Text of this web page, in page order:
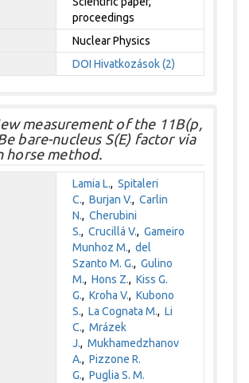
proceedings
Nuclear Physics
DOI Hivatkozások (2)
measurement of the 11B(p,
bare-nucleus S(E) factor via
horse method.
Lamia L.,Spitaleri
C.,Burjan V.,Carlin
N.,Cherubini
S.,Crucillá V.,Gameiro
Munhoz M.,del
Szanto M. G.,Gulino
M.,Hons Z.,Kiss G.
G.,Kroha V.,Kubono
S.,La Cognata M.,Li
C.,Mrázek
J.,Mukhamedzhanov
A.,Pizzone R.
G.,Puglia S. M.